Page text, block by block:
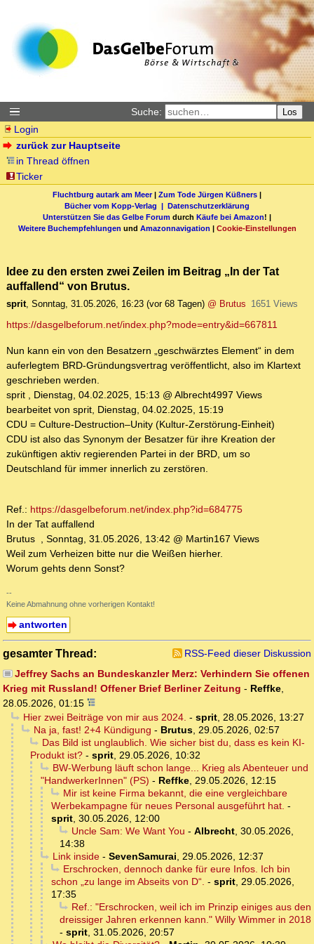
Suche: Los
Login
zurück zur Hauptseite
in Thread öffnen
Ticker
Fluchtburg autark am Meer| Zum Tode Jürgen Küßners |
Bücher vom Kopp-Verlag | Datenschutzerklärung
Unterstützen Sie das Gelbe Forum durch Käufe bei Amazon! |
Weitere Buchempfehlungen und Amazonnavigation | Cookie-Einstellungen
Idee zu den ersten zwei Zeilen im Beitrag „In der Tat
auffallend“ von Brutus.
sprit, Sonntag, 31.05.2026, 16:23 (vor 68 Tagen) @ Brutus 1651 Views
https://dasgelbeforum.net/index.php?mode=entry&id=667811
Nun kann ein von den Besatzern „geschwärztes Element“ in dem
auferlegtem BRD-Gründungsvertrag veröffentlicht, also im Klartext
geschrieben werden.
sprit , Dienstag, 04.02.2025, 15:13 @ Albrecht4997 Views
bearbeitet von sprit, Dienstag, 04.02.2025, 15:19
CDU = Culture-Destruction–Unity (Kultur-Zerstörung-Einheit)
CDU ist also das Synonym der Besatzer für ihre Kreation der
zukünftigen aktiv regierenden Partei in der BRD, um so
Deutschland für immer innerlich zu zerstören.
Ref.: https://dasgelbeforum.net/index.php?id=684775
In der Tat auffallend
Brutus , Sonntag, 31.05.2026, 13:42 @ Martin167 Views
Weil zum Verheizen bitte nur die Weißen hierher.
Worum gehts denn Sonst?
--
Keine Abmahnung ohne vorherigen Kontakt!
antworten
gesamter Thread:
RSS-Feed dieser Diskussion
Jeffrey Sachs an Bundeskanzler Merz: Verhindern Sie offenen
Krieg mit Russland! Offener Brief Berliner Zeitung - Reffke,
28.05.2026, 01:15
Hier zwei Beiträge von mir aus 2024. - sprit, 28.05.2026, 13:27
Na ja, fast! 2+4 Kündigung - Brutus, 29.05.2026, 02:57
Das Bild ist unglaublich. Wie sicher bist du, dass es kein KI-
Produkt ist? - sprit, 29.05.2026, 10:32
BW-Werbung läuft schon lange... Krieg als Abenteuer und
"HandwerkerInnen" (PS) - Reffke, 29.05.2026, 12:15
Mir ist keine Firma bekannt, die eine vergleichbare
Werbekampagne für neues Personal ausgeführt hat. -
sprit, 30.05.2026, 12:00
Uncle Sam: We Want You - Albrecht, 30.05.2026,
14:38
Link inside- SevenSamurai, 29.05.2026, 12:37
Erschrocken, dennoch danke für eure Infos. Ich bin
schon „zu lange im Abseits von D“. - sprit, 29.05.2026,
17:35
Ref.: "Erschrocken, weil ich im Prinzip einiges aus den
dreissiger Jahren erkennen kann." Willy Wimmer in 2018
- sprit, 31.05.2026, 20:57